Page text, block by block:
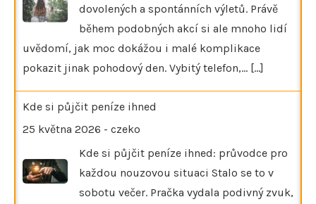
dovolených a spontánních výletů. Právě
během podobných akcí si ale mnoho lidí
uvědomí, jak moc dokážou i malé komplikace
pokazit jinak pohodový den. Vybitý telefon,… [...]
Kde si půjčit peníze ihned
25 května 2026 - czeko
Kde si půjčit peníze ihned: průvodce pro
každou nouzovou situaci Stalo se to v
sobotu večer. Pračka vydala podivný zvuk,